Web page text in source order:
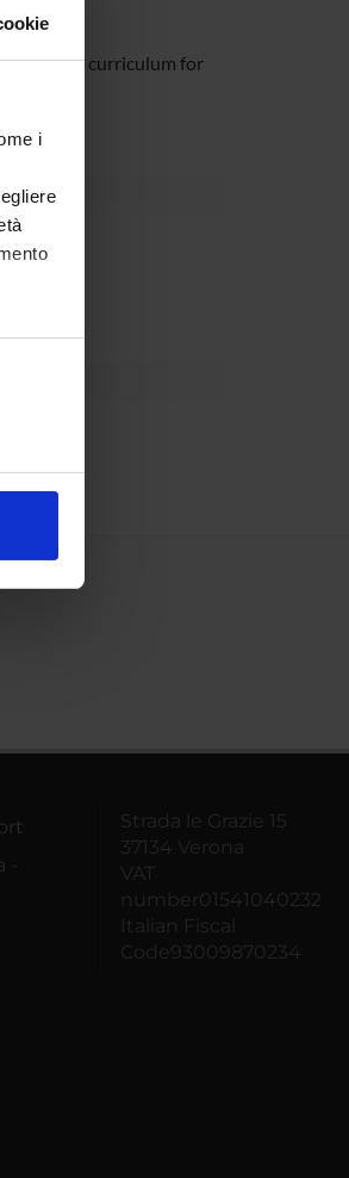
i
o
carry
out curriculum for
-
Strada le Grazie 15
37134 Verona
VAT
number01541040232
Italian Fiscal
Code93009870234